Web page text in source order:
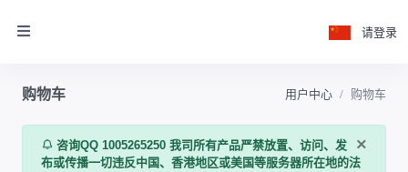
请登录
购物车 用户中心 购物车
×
咨询QQ 1005265250 我司所有产品严禁放置、访问、发
布或传播一切违反中国、香港地区或美国等服务器所在地的法